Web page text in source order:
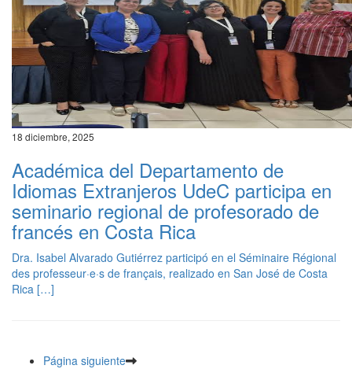
18 diciembre, 2025
Académica del Departamento de
Idiomas Extranjeros UdeC participa en
seminario regional de profesorado de
francés en Costa Rica
Dra. Isabel Alvarado Gutiérrez participó en el Séminaire Régional
des professeur·e·s de français, realizado en San José de Costa
Rica […]
Página siguiente